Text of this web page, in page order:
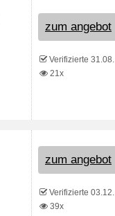
zum angebot
Verifizierte 31.08.
21x
zum angebot
Verifizierte 03.12.
39x